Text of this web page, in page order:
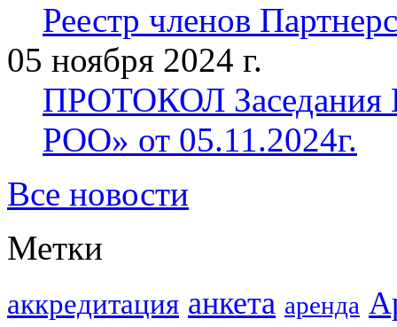
Реестр членов
05 ноября 2024 г.
ПРОТОКОЛ Заседания
РОО» от 05.11.2024г.
Все новости
Метки
аккредитация анкета аренда